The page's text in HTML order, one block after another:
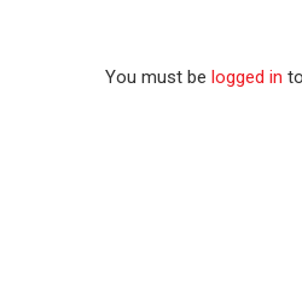
You must be logged in